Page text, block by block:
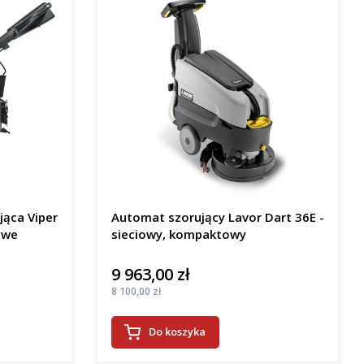
Viper
Automat szorujący Lavor Dart 36E -
sieciowy, kompaktowy
Cena
9 963,00 zł
Cena
8 100,00 zł
Do koszyka